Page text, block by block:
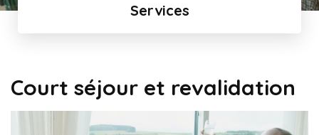
Services
Court séjour et revalidation